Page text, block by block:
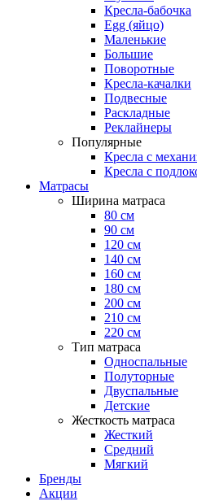
Кресла-бабочка
Egg (яйцо)
Маленькие
Большие
Поворотные
Кресла-качалки
Подвесные
Раскладные
Реклайнеры
Популярные
Кресла с
Кресла с
Матрасы
Ширина матраса
80 см
90 см
120 см
140 см
160 см
180 см
200 см
210 см
220 см
Тип матраса
Односпальные
Полуторные
Двуспальные
Детские
Жесткость матраса
Жесткий
Средний
Мягкий
Бренды
Акции